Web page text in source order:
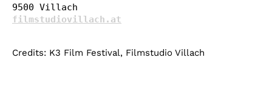
filmstudiovillach.at
Credits: K3 Film Festival, Filmstudio Villach